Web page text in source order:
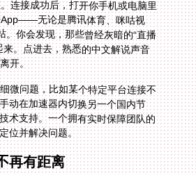
开。
微问题，比如某个特定平台连接不
动在加速器内切换另一个国内节
术支持。一个拥有实时保障团队的
位并解决问题。
再有距离